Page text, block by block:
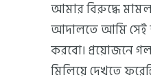
আমার বিরুদ্ধে
আদালতে আমি সেই
করবো। প্রয়োজনে
মিলিয়ে দেখতে